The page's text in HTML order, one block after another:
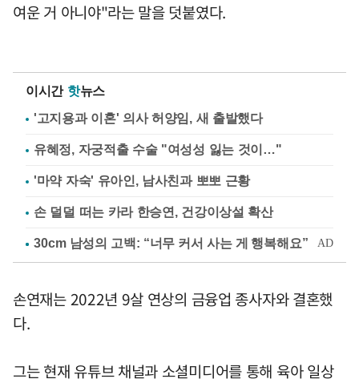
여운 거 아니야"라는 말을 덧붙였다.
이시간 핫뉴스
'고지용과 이혼' 의사 허양임, 새 출발했다
유혜정, 자궁적출 수술 "여성성 잃는 것이…"
'마약 자숙' 유아인, 남사친과 뽀뽀 근황
손 덜덜 떠는 카라 한승연, 건강이상설 확산
손연재는 2022년 9살 연상의 금융업 종사자와 결혼했
다.
그는 현재 유튜브 채널과 소셜미디어를 통해 육아 일상